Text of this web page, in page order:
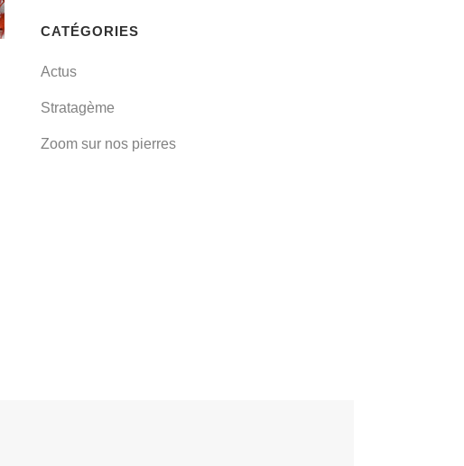
CATÉGORIES
Actus
Stratagème
Zoom sur nos pierres